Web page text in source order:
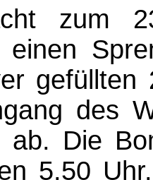
zum
einen
des
Die
5.50